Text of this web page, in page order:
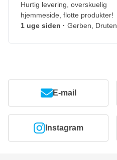
Hurtig levering, overskuelig
hjemmeside, flotte produkter!
1 uge siden · Gerben, Druten
E-mail
Instagram